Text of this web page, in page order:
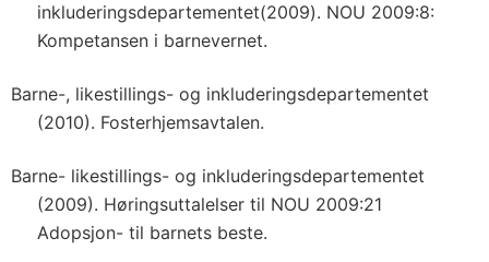
inkluderingsdepartementet(2009). NOU 2009:8:
Kompetansen i barnevernet.
Barne-, likestillings- og inkluderingsdepartementet
(2010). Fosterhjemsavtalen.
Barne- likestillings- og inkluderingsdepartementet
(2009). Høringsuttalelser til NOU 2009:21
Adopsjon- til barnets beste.